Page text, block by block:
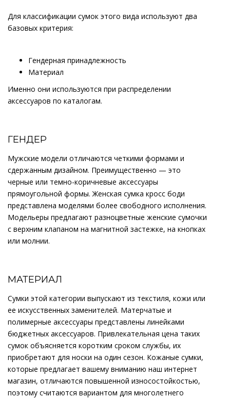
Для классификации сумок этого вида используют два
базовых критерия:
Гендерная принадлежность
Материал
Именно они используются при распределении
аксессуаров по каталогам.
ГЕНДЕР
Мужские модели отличаются четкими формами и
сдержанным дизайном. Преимущественно — это
черные или темно-коричневые аксессуары
прямоугольной формы. Женская сумка кросс боди
представлена моделями более свободного исполнения.
Модельеры предлагают разноцветные женские сумочки
с верхним клапаном на магнитной застежке, на кнопках
или молнии.
МАТЕРИАЛ
Сумки этой категории выпускают из текстиля, кожи или
ее искусственных заменителей. Матерчатые и
полимерные аксессуары представлены линейками
бюджетных аксессуаров. Привлекательная цена таких
сумок объясняется коротким сроком службы, их
приобретают для носки на один сезон. Кожаные сумки,
которые предлагает вашему вниманию наш интернет
магазин, отличаются повышенной износостойкостью,
поэтому считаются вариантом для многолетнего